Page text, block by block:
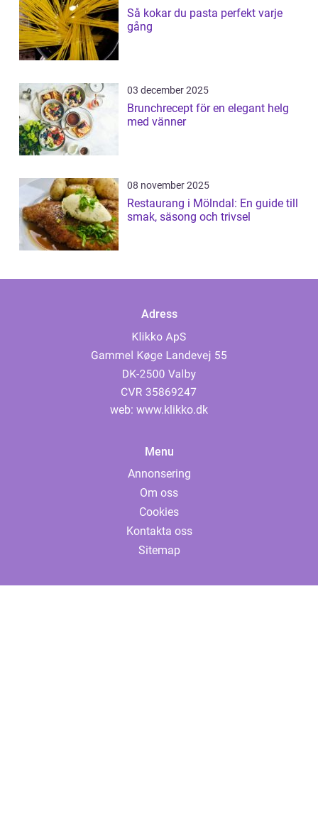
Så kokar du pasta perfekt varje
gång
03 december 2025
Brunchrecept för en elegant helg
med vänner
08 november 2025
Restaurang i Mölndal: En guide till
smak, säsong och trivsel
Adress
web: www.klikko.dk
Menu
Annonsering
Om oss
Cookies
Kontakta oss
Sitemap